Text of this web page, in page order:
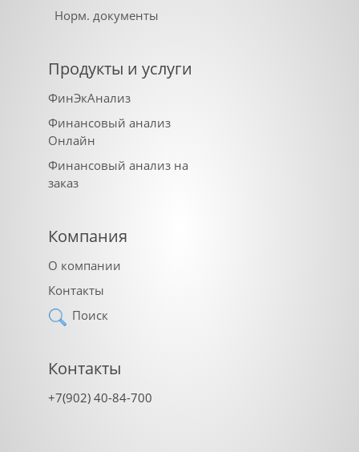
Норм. документы
Продукты и услуги
ФинЭкАнализ
Финансовый анализ
Онлайн
Финансовый анализ на
заказ
Компания
О компании
Контакты
Поиск
Контакты
+7(902) 40-84-700